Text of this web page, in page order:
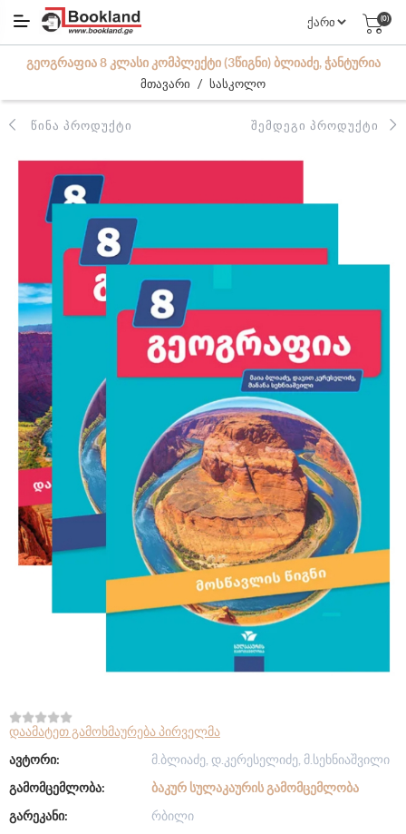
(0)
ᲒᲔᲝᲒᲠᲐᲤᲘᲐ 8 ᲙᲚᲐᲡᲘ ᲙᲝᲛᲞᲚᲔᲥᲢᲘ (3ᲬᲘᲒᲜᲘ) ᲑᲚᲘᲐᲫᲔ, ᲭᲐᲜᲢᲣᲠᲘᲐ
მთავარი / სასკოლო
ᲬᲘᲜᲐ ᲞᲠᲝᲓᲣᲥᲢᲘ ᲨᲔᲛᲓᲔᲒᲘ ᲞᲠᲝᲓᲣᲥᲢᲘ
დაამატეთ გამოხმაურება პირველმა
ავტორი:
მ.ბლიაძე, დ.კერესელიძე, მ.სეხნიაშვილი
გამომცემლობა:
ᲑᲐᲙᲣᲠ ᲡᲣᲚᲐᲙᲐᲣᲠᲘᲡ ᲒᲐᲛᲝᲛᲪᲔᲛᲚᲝᲑᲐ
გარეკანი:
რბილი